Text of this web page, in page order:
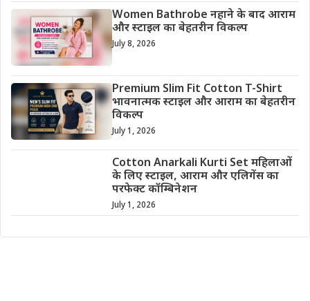
Women Bathrobe नहाने के बाद आराम
और स्टाइल का बेहतरीन विकल्प
July 8, 2026
Premium Slim Fit Cotton T-Shirt
भावनात्मक स्टाइल और आराम का बेहतरीन
विकल्प
July 1, 2026
Cotton Anarkali Kurti Set महिलाओं
के लिए स्टाइल, आराम और एलिगेंस का
परफेक्ट कॉम्बिनेशन
July 1, 2026